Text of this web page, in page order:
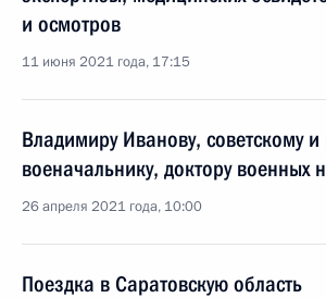
и осмотров
11 июня 2021 года, 17:15
Владимиру Иванову, советскому и
военачальнику, доктору военных
26 апреля 2021 года, 10:00
Поездка в Саратовскую область